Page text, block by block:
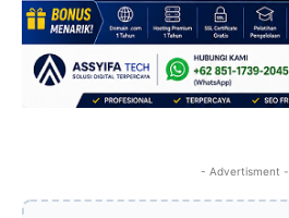
- Advertisment -